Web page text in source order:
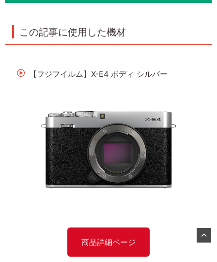
この記事に使用した機材
【フジフイルム】X-E4 ボディ シルバー
商品詳細ページ